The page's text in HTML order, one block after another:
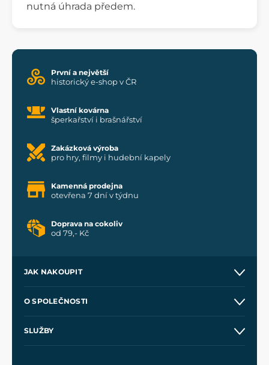
nutná úhrada předem.
První a největší
historický e-shop v ČR
Vlastní kovárna
šperkařství i brašnářství
Zakázková výroba
pro hry, filmy i hudební kapely
Kamenná prodejna
otevřena 7 dní v týdnu
Doprava na cokoliv
od 79,- Kč
JAK NAKOUPIT
Velkoobchod
O SPOLEČNOSTI
SLUŽBY